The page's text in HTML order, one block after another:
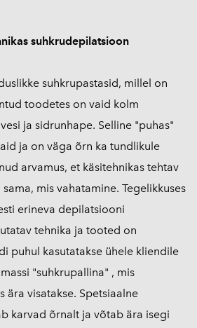
suhkrudepilatsioon
suhkrupastasid, millel on
toodetes on vaid kolm
ja sidrunhape. Selline "puhas"
ja on väga õrn ka tundlikule
arvamus, et käsitehnikas tehtav
mis vahatamine. Tegelikkuses
erineva depilatsiooni
tehnika ja tooted on
puhul kasutatakse ühele kliendile
"suhkrupallina" , mis
ära visatakse. Spetsiaalne
karvad õrnalt ja võtab ära isegi